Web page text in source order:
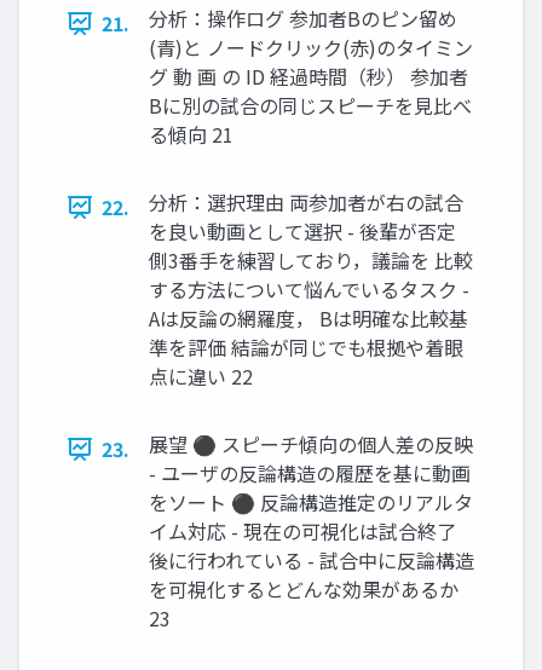
21.
分析：操作ログ 参加者Bのピン留め
(青)と ノードクリック(赤)のタイミン
グ 動 画 の ID 経過時間（秒） 参加者
Bに別の試合の同じスピーチを見比べ
る傾向 21
22.
分析：選択理由 両参加者が右の試合
を良い動画として選択 - 後輩が否定
側3番手を練習しており，議論を 比較
する方法について悩んでいるタスク -
Aは反論の網羅度， Bは明確な比較基
準を評価 結論が同じでも根拠や着眼
点に違い 22
23.
展望 ⚫ スピーチ傾向の個人差の反映
- ユーザの反論構造の履歴を基に動画
をソート ⚫ 反論構造推定のリアルタ
イム対応 - 現在の可視化は試合終了
後に行われている - 試合中に反論構造
を可視化するとどんな効果があるか
23